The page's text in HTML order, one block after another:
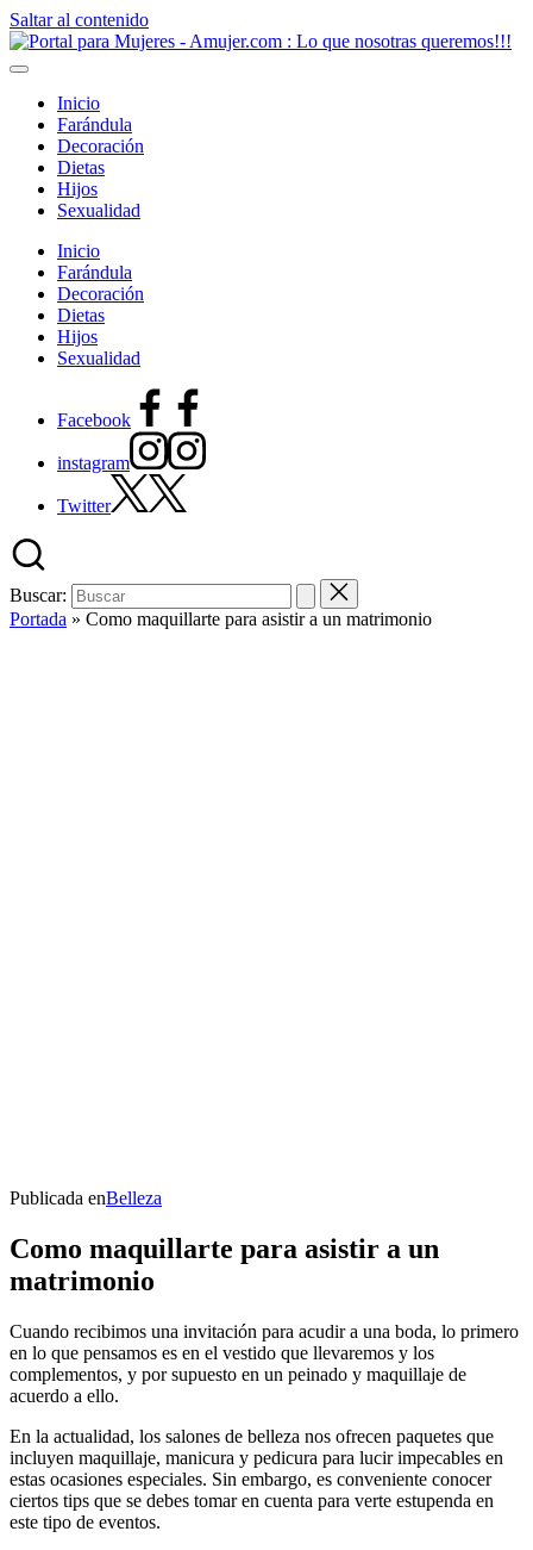
Saltar al contenido
Inicio
Farándula
Decoración
Dietas
Hijos
Sexualidad
Inicio
Farándula
Decoración
Dietas
Hijos
Sexualidad
Facebook
instagram
Twitter
Buscar:
Portada » Como maquillarte para asistir a un matrimonio
Publicada enBelleza
Como maquillarte para asistir a un
matrimonio
Cuando recibimos una invitación para acudir a una boda, lo primero
en lo que pensamos es en el vestido que llevaremos y los
complementos, y por supuesto en un peinado y maquillaje de
acuerdo a ello.
En la actualidad, los salones de belleza nos ofrecen paquetes que
incluyen maquillaje, manicura y pedicura para lucir impecables en
estas ocasiones especiales. Sin embargo, es conveniente conocer
ciertos tips que se debes tomar en cuenta para verte estupenda en
este tipo de eventos.